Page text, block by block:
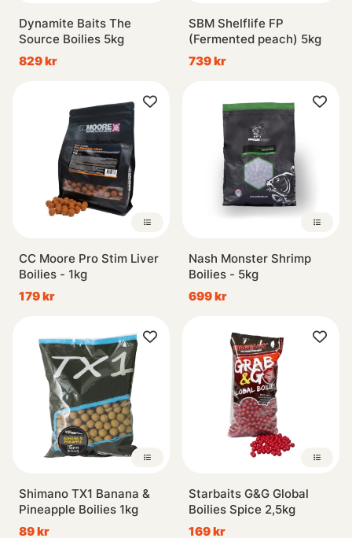
Dynamite Baits The
Source Boilies 5kg
829 kr
SBM Shelflife FP
(Fermented peach) 5kg
739 kr
CC Moore Pro Stim Liver
Boilies - 1kg
179 kr
Nash Monster Shrimp
Boilies - 5kg
699 kr
Shimano TX1 Banana &
Pineapple Boilies 1kg
89 kr
Starbaits G&G Global
Boilies Spice 2,5kg
169 kr